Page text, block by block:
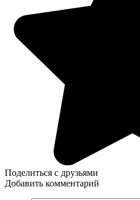
Поделиться с друзьями
Добавить комментарий